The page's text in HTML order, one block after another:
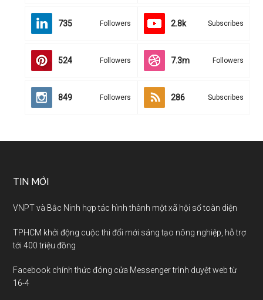
735 Followers 2.8k Subscribes
524 Followers 7.3m Followers
849 Followers 286 Subscribes
TIN MỚI
VNPT và Bắc Ninh hợp tác hình thành một xã hội số toàn diện
TPHCM khởi động cuộc thi đổi mới sáng tạo nông nghiệp, hỗ trợ
tới 400 triệu đồng
Facebook chính thức đóng cửa Messenger trình duyệt web từ
16-4